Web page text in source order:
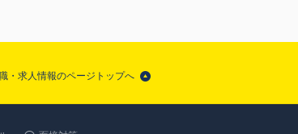
・求人情報のページトップへ